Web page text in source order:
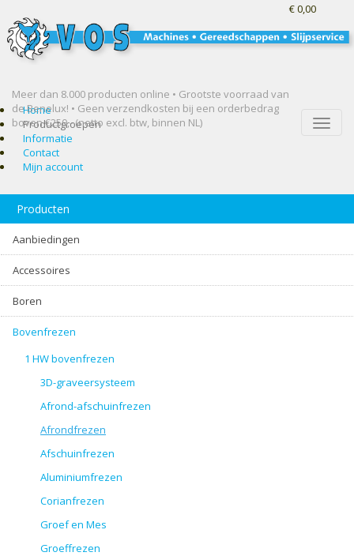
Meer dan 8.000 producten online • Grootste voorraad van
de Benelux! • Geen verzendkosten bij een orderbedrag
boven €250,- (netto excl. btw, binnen NL)
€ 0,00
Toggle
Home
Productgroepen
Informatie
Contact
Mijn account
Producten
Aanbiedingen
Accessoires
Boren
Bovenfrezen
1 HW bovenfrezen
3D-graveersysteem
Afrond-afschuinfrezen
Afrondfrezen
Afschuinfrezen
Aluminiumfrezen
Corianfrezen
Groef en Mes
Groeffrezen